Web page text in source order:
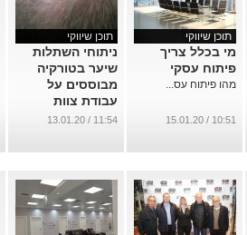
תוכן שיווקי
מי בכלל צריך
פיתוח עסקי
מהו פיתוח עס...
10:51 / 15.01.20
תוכן שיווקי
ניתוחי השתלות
שיער בטורקיה
מבוססים על
עבודת צוות
...
11:54 / 13.01.20